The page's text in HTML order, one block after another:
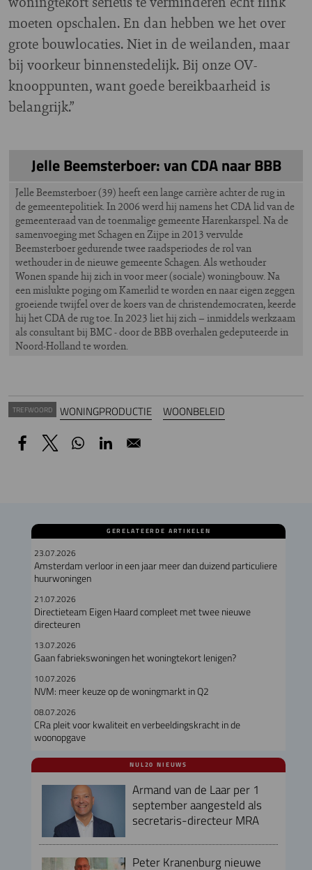
moeten opschalen. En dan hebben we het over
grote bouwlocaties. Niet in de weilanden, maar
bij voorkeur binnenstedelijk. Bij onze OV-
knooppunten, want goede bereikbaarheid is
belangrijk.”
Jelle Beemsterboer: van CDA naar BBB
Jelle Beemsterboer (39) heeft een lange carrière achter de rug in
de gemeentepolitiek. In 2006 werd hij namens het CDA lid van de
gemeenteraad van de toenmalige gemeente Harenkarspel. Na de
samenvoeging met Schagen en Zijpe in 2013 vervulde
Beemsterboer gedurende twee raadsperiodes de rol van
wethouder in de nieuwe gemeente Schagen. Als wethouder
Wonen spande hij zich in voor meer (sociale) woningbouw. Na
een mislukte poging om Kamerlid te worden en naar eigen zeggen
groeiende twijfel over de koers van de christendemocraten, keerde
hij het CDA de rug toe. In 2023 liet hij zich – inmiddels werkzaam
als consultant bij BMC - door de BBB overhalen gedeputeerde in
Noord-Holland te worden.
TREFWOORD WONINGPRODUCTIE WOONBELEID
GERELATEERDE ARTIKELEN
23.07.2026
Amsterdam verloor in een jaar meer dan duizend particuliere
huurwoningen
21.07.2026
Directieteam Eigen Haard compleet met twee nieuwe
directeuren
13.07.2026
Gaan fabriekswoningen het woningtekort lenigen?
10.07.2026
NVM: meer keuze op de woningmarkt in Q2
08.07.2026
CRa pleit voor kwaliteit en verbeeldingskracht in de
woonopgave
NUL20 NIEUWS
Armand van de Laar per 1
september aangesteld als
secretaris-directeur MRA
Peter Kranenburg nieuwe